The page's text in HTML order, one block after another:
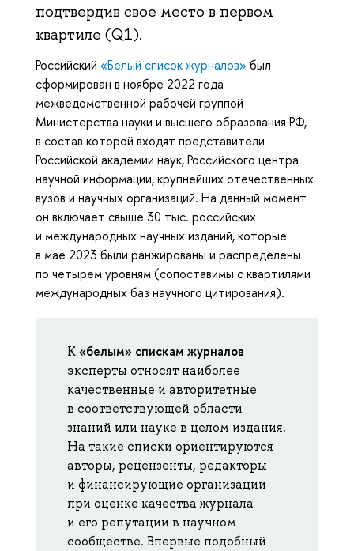
подтвердив свое место в первом
квартиле (Q1).
Российский «Белый список журналов» был
сформирован в ноябре 2022 года
межведомственной рабочей группой
Министерства науки и высшего образования РФ,
в состав которой входят представители
Российской академии наук, Российского центра
научной информации, крупнейших отечественных
вузов и научных организаций. На данный момент
он включает свыше 30 тыс. российских
и международных научных изданий, которые
в мае 2023 были ранжированы и распределены
по четырем уровням (сопоставимы с квартилями
международных баз научного цитирования).
К«белым» спискам журналов
эксперты относят наиболее
качественные и авторитетные
в соответствующей области
знаний или науке в целом издания.
На такие списки ориентируются
авторы, рецензенты, редакторы
и финансирующие организации
при оценке качества журнала
и его репутации в научном
сообществе. Впервые подобный